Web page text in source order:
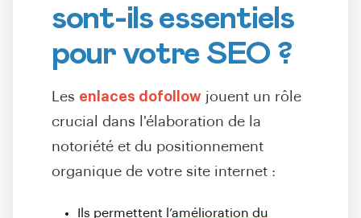
sont-ils essentiels
pour votre SEO ?
Les enlaces dofollow jouent un rôle
crucial dans l'élaboration de la
notoriété et du positionnement
organique de votre site internet :
Ils permettent l’amélioration du